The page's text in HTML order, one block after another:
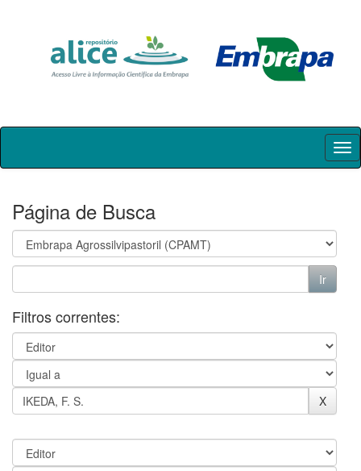
Skip
Página de Busca
Filtros correntes: